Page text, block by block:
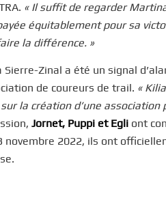
« Il suffit de regarder
équitablement pour sa
la différence. »
Sierre-Zinal a été un signal
de coureurs de trail. «
la création d’une association
Jornet, Puppi et Egli ont
2022, ils ont